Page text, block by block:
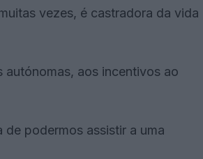
vezes, é castradora da vida
aos incentivos ao
podermos assistir a uma